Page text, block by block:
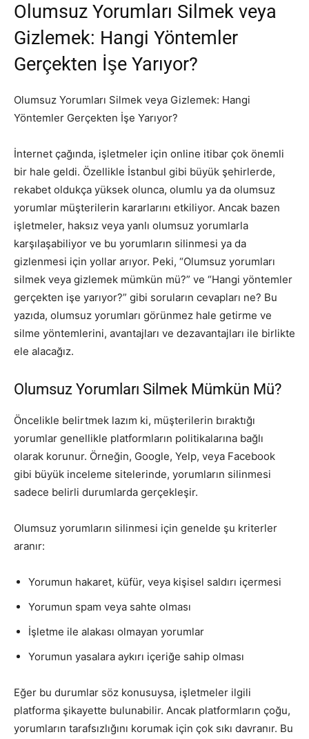
Olumsuz Yorumları Silmek veya
Gizlemek: Hangi Yöntemler
Gerçekten İşe Yarıyor?
Olumsuz Yorumları Silmek veya Gizlemek: Hangi
Yöntemler Gerçekten İşe Yarıyor?
İnternet çağında, işletmeler için online itibar çok önemli
bir hale geldi. Özellikle İstanbul gibi büyük şehirlerde,
rekabet oldukça yüksek olunca, olumlu ya da olumsuz
yorumlar müşterilerin kararlarını etkiliyor. Ancak bazen
işletmeler, haksız veya yanlı olumsuz yorumlarla
karşılaşabiliyor ve bu yorumların silinmesi ya da
gizlenmesi için yollar arıyor. Peki, “Olumsuz yorumları
silmek veya gizlemek mümkün mü?” ve “Hangi yöntemler
gerçekten işe yarıyor?” gibi soruların cevapları ne? Bu
yazıda, olumsuz yorumları görünmez hale getirme ve
silme yöntemlerini, avantajları ve dezavantajları ile birlikte
ele alacağız.
Olumsuz Yorumları Silmek Mümkün Mü?
Öncelikle belirtmek lazım ki, müşterilerin bıraktığı
yorumlar genellikle platformların politikalarına bağlı
olarak korunur. Örneğin, Google, Yelp, veya Facebook
gibi büyük inceleme sitelerinde, yorumların silinmesi
sadece belirli durumlarda gerçekleşir.
Olumsuz yorumların silinmesi için genelde şu kriterler
aranır:
Yorumun hakaret, küfür, veya kişisel saldırı içermesi
Yorumun spam veya sahte olması
İşletme ile alakası olmayan yorumlar
Yorumun yasalara aykırı içeriğe sahip olması
Eğer bu durumlar söz konusuysa, işletmeler ilgili
platforma şikayette bulunabilir. Ancak platformların çoğu,
yorumların tarafsızlığını korumak için çok sıkı davranır. Bu